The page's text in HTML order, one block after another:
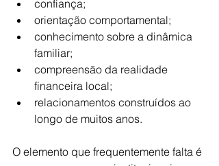
confiança;
orientação comportamental;
conhecimento sobre a dinâmica
familiar;
compreensão da realidade
financeira local;
relacionamentos construídos ao
longo de muitos anos.
O elemento que frequentemente falta é